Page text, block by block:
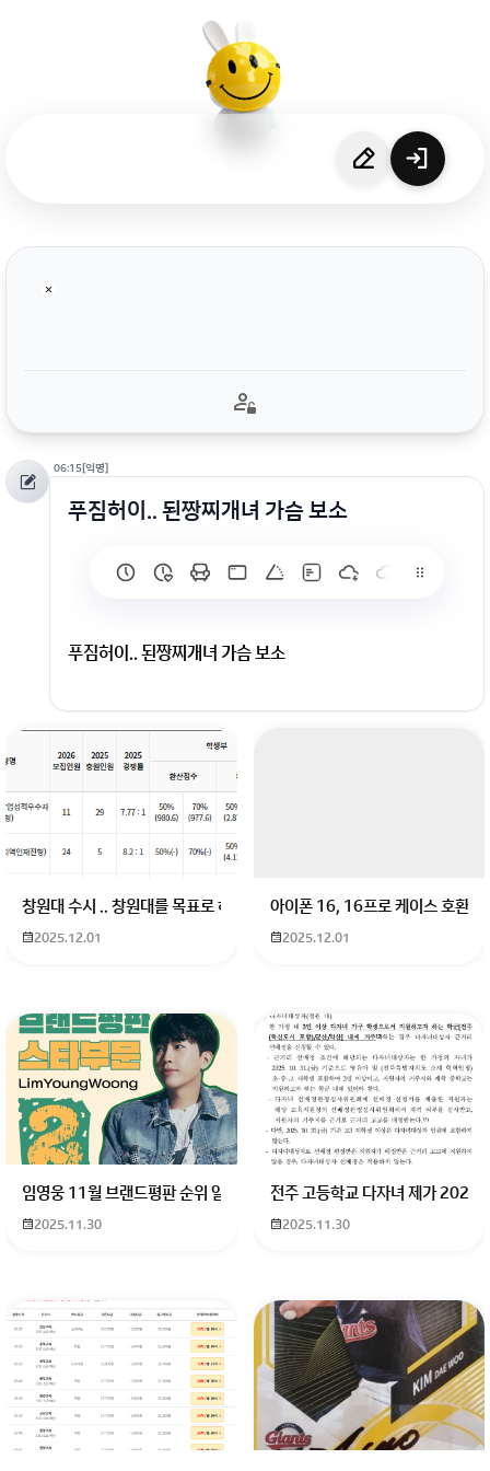
06:15[익명]
푸짐허이.. 된짱찌개녀 가슴 보소
푸짐허이.. 된짱찌개녀 가슴 보소
창원대 수시 .. 창원대를 목표로 하고 있는 09년생입니다 지금 제 내신이 5
2025.12.01
아이폰 16, 16프로 케이스 호환
2025.12.01
임영웅 11월 브랜드평판 순위 알고싶어요 임영웅 11월 브랜드평판에서
2025.11.30
전주 고등학교 다자녀 제가 2027
2025.11.30